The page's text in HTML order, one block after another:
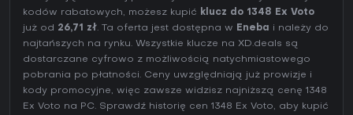
kodów rabatowych, możesz kupić klucz do 1348 Ex Voto
już od 26,71 zł. Ta oferta jest dostępna w Eneba
i należy do
najtańszych na rynku. Wszystkie klucze na XD.deals są
dostarczane cyfrowo z możliwością natychmiastowego
pobrania po płatności. Ceny uwzględniają już prowizje i
kody promocyjne, więc zawsze widzisz najniższą cenę 1348
Ex Voto na PC. Sprawdź historię cen 1348 Ex Voto, aby kupić